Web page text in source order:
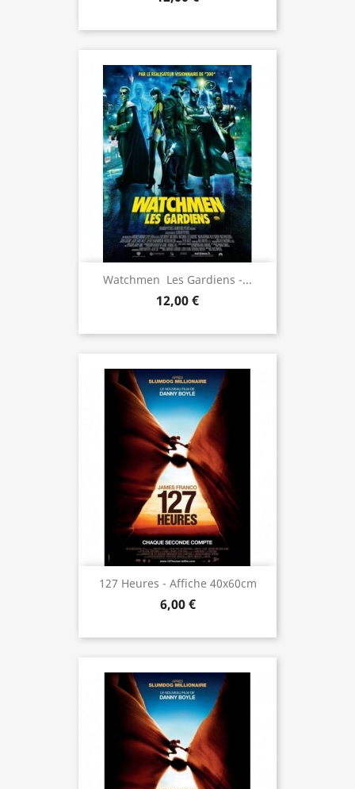
Watchmen  Les Gardiens -...
12,00 €
127 Heures - Affiche 40x60cm
6,00 €